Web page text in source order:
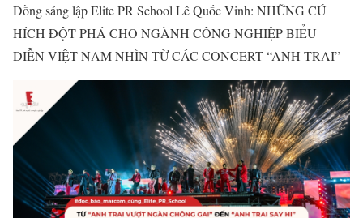
Đồng sáng lập Elite PR School Lê Quốc Vinh: NHỮNG CÚ
HÍCH ĐỘT PHÁ CHO NGÀNH CÔNG NGHIỆP BIỂU
DIỄN VIỆT NAM NHÌN TỪ CÁC CONCERT “ANH TRAI”